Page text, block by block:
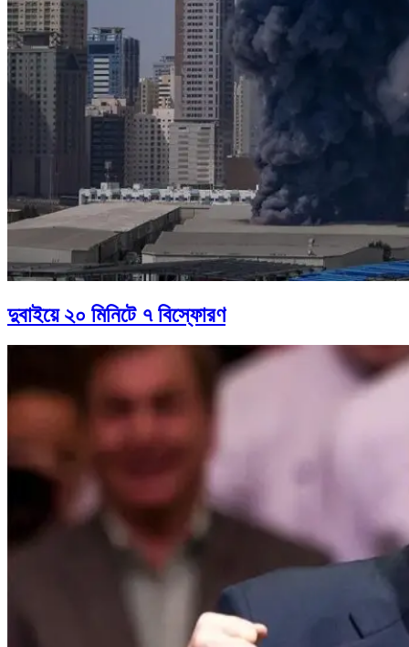
দুবাইয়ে ২০ মিনিটে ৭ বিস্ফোরণ